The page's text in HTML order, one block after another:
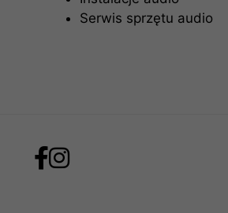
Serwis sprzętu audio